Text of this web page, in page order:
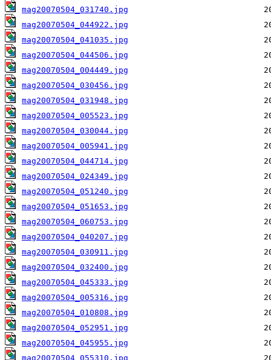
mag20070504_031740.jpg
mag20070504_044922.jpg
mag20070504_041035.jpg
mag20070504_044506.jpg
mag20070504_004449.jpg
mag20070504_030456.jpg
mag20070504_031948.jpg
mag20070504_005523.jpg
mag20070504_030044.jpg
mag20070504_005941.jpg
mag20070504_044714.jpg
mag20070504_024349.jpg
mag20070504_051240.jpg
mag20070504_051653.jpg
mag20070504_060753.jpg
mag20070504_040207.jpg
mag20070504_030911.jpg
mag20070504_032400.jpg
mag20070504_045333.jpg
mag20070504_005316.jpg
mag20070504_010808.jpg
mag20070504_052951.jpg
mag20070504_045955.jpg
mag20070504_055310.jpg